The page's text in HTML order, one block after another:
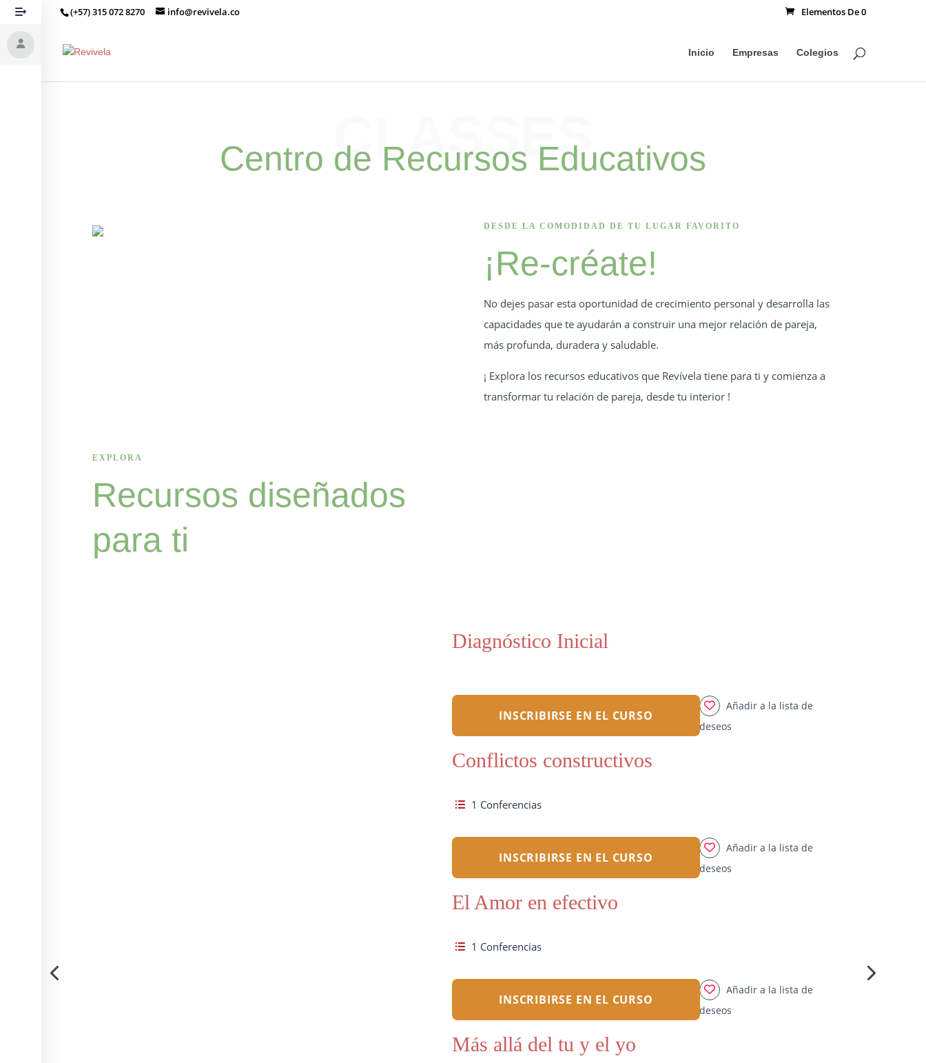
(+57) 315 072 8270 info@revivela.co Elementos De 0
Inicio Empresas Colegios
CLASSES
Centro de Recursos Educativos
DESDE LA COMODIDAD DE TU LUGAR FAVORITO
¡Re-créate!
No dejes pasar esta oportunidad de crecimiento personal y desarrolla las
capacidades que te ayudarán a construir una mejor relación de pareja,
más profunda, duradera y saludable.
¡ Explora los recursos educativos que Revívela tiene para ti y comienza a
transformar tu relación de pareja, desde tu interior !
EXPLORA
Recursos diseñados
para ti
Diagnóstico Inicial
INSCRIBIRSE EN EL CURSO
Añadir a la lista de
deseos
Conflictos constructivos
1 Conferencias
INSCRIBIRSE EN EL CURSO
Añadir a la lista de
deseos
El Amor en efectivo
1 Conferencias
INSCRIBIRSE EN EL CURSO
Añadir a la lista de
deseos
Más allá del tu y el yo